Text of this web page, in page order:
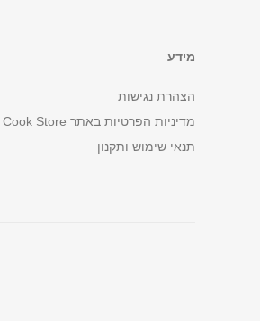
מידע
הצהרת נגישות
מדיניות הפרטיות באתר The Cook Store
תנאי שימוש ותקנון